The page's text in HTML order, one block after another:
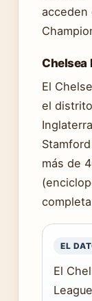
acceden
Chelsea
El
el
más de
EL
El